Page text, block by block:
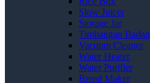
Slow Juicer
Storage Jar
Timbangan Badan
Vacuum Cleaner
Water Heater
Water Purifier
Bread Maker